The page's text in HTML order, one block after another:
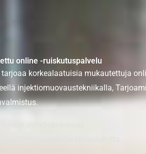
online -ruiskutuspalvelu
tarjoaa korkealaatuisia mukautettuja
injektiomuovaustekniikalla,